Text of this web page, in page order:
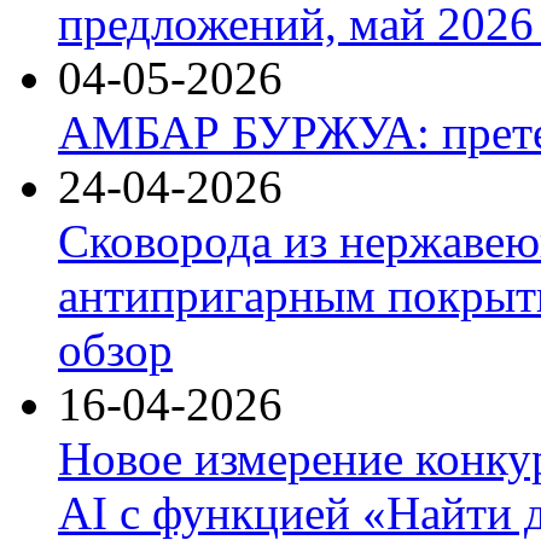
предложений, май 2026
04-05-2026
АМБАР БУРЖУА:
24-04-2026
Сковорода из
антипригарным
обзор
16-04-2026
Новое измерение
AI с функцией «Найти